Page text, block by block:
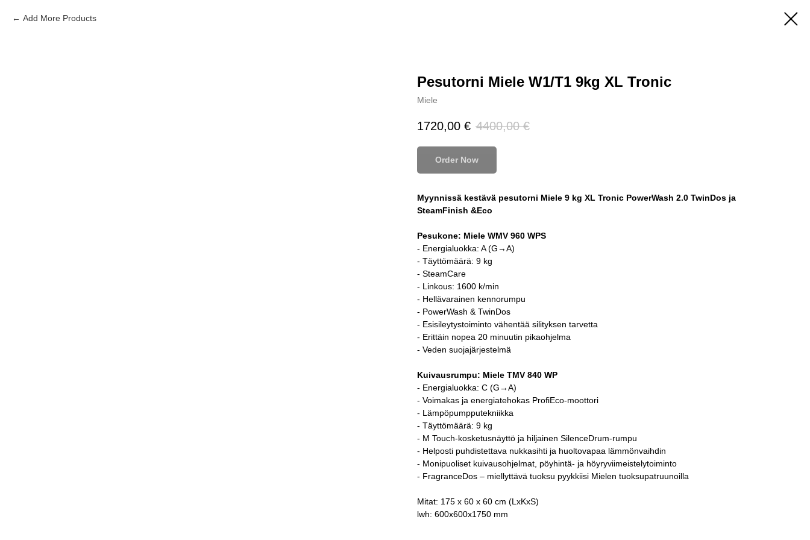
Add More Products
Pesutorni Miele W1/T1 9kg XL Tronic
Miele
1720,00 € 4400,00 €
Order Now
Myynnissä kestävä pesutorni Miele 9 kg XL Tronic PowerWash 2.0 TwinDos ja
SteamFinish &Eco
Pesukone: Miele WMV 960 WPS
- Energialuokka: A (G→A)
- Täyttömäärä: 9 kg
- SteamCare
- Linkous: 1600 k/min
- Hellävarainen kennorumpu
- PowerWash & TwinDos
- Esisileytystoiminto vähentää silityksen tarvetta
- Erittäin nopea 20 minuutin pikaohjelma
- Veden suojajärjestelmä
Kuivausrumpu: Miele TMV 840 WP
- Energialuokka: C (G→A)
- Voimakas ja energiatehokas ProfiEco-moottori
- Lämpöpumpputekniikka
- Täyttömäärä: 9 kg
- M Touch-kosketusnäyttö ja hiljainen SilenceDrum-rumpu
- Helposti puhdistettava nukkasihti ja huoltovapaa lämmönvaihdin
- Monipuoliset kuivausohjelmat, pöyhintä- ja höyryviimeistelytoiminto
- FragranceDos – miellyttävä tuoksu pyykkiisi Mielen tuoksupatruunoilla
Mitat: 175 x 60 x 60 cm (LxKxS)
lwh: 600x600x1750 mm